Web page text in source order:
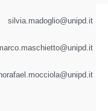
silvia.madoglio@unipd.it